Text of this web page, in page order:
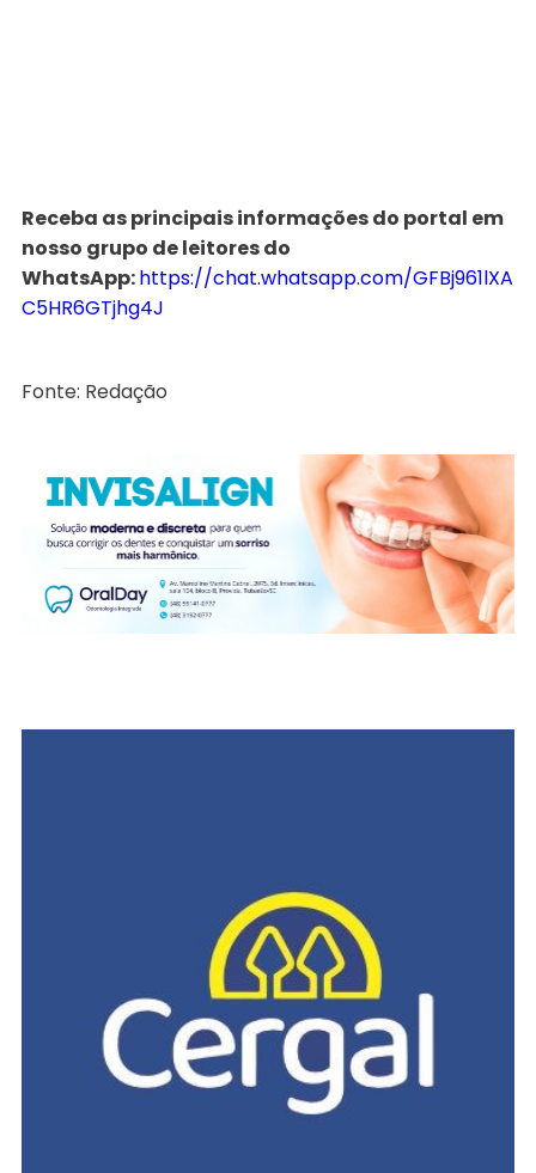
Receba as principais informações do portal em
nosso grupo de leitores do
WhatsApp:https://chat.whatsapp.com/GFBj961lXA
C5HR6GTjhg4J
Fonte: Redação